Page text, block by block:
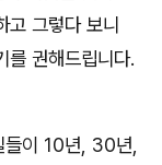
고 그렇다 보니
를 권해드립니다.
이 10년, 30년,